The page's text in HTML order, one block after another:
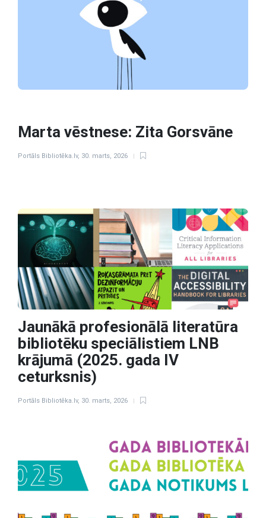
Marta vēstnese: Zita Gorsvāne
Portāls Bibliotēka.lv, 30. marts, 2026
Jaunākā profesionālā literatūra
bibliotēku speciālistiem LNB
krājumā (2025. gada IV
ceturksnis)
Portāls Bibliotēka.lv, 30. marts, 2026